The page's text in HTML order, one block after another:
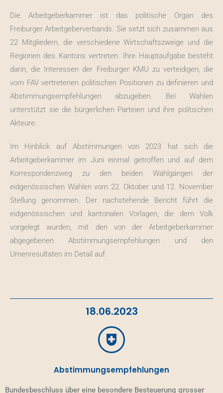
Die Arbeitgeberkammer ist das politische Organ des
Freiburger Arbeitgeberverbands. Sie setzt sich zusammen aus
22 Mitgliedern, die verschiedene Wirtschaftszweige und die
Regionen des Kantons vertreten. Ihre Hauptaufgabe besteht
darin, die Interessen der Freiburger KMU zu verteidigen, die
vom FAV vertretenen politischen Positionen zu definieren und
Abstimmungsempfehlungen abzugeben. Bei Wahlen
unterstützt sie die bürgerlichen Parteien und ihre politischen
Akteure.
Im Hinblick auf Abstimmungen von 2023 hat sich die
Arbeitgeberkammer im Juni einmal getroffen und auf dem
Korrespondenzweg zu den beiden Wahlgängen der
eidgenössischen Wahlen vom 22. Oktober und 12. November
Stellung genommen. Der nachstehende Bericht führt die
eidgenössischen und kantonalen Vorlagen, die dem Volk
vorgelegt wurden, mit den von der Arbeitgeberkammer
abgegebenen Abstimmungsempfehlungen und den
Urnenresultaten im Detail auf.
18.06.2023
Abstimmungsempfehlungen
Bundesbeschluss über eine besondere Besteuerung grosser